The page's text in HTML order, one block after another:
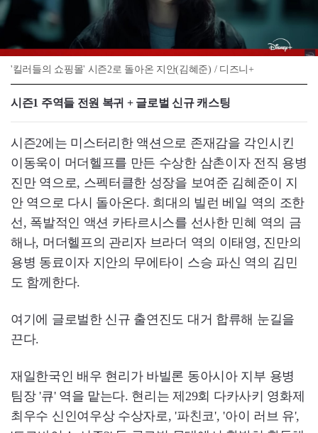
'킬러들의 쇼핑몰' 시즌2로 돌아온 지안(김혜준) / 디즈니+
시즌1 주역들 전원 복귀 + 글로벌 신규 캐스팅
시즌2에는 미스터리한 액션으로 존재감을 각인시킨
이동욱이 머더헬프를 만든 수상한 삼촌이자 전직 용병
진만 역으로, 스펙터클한 성장을 보여준 김혜준이 지
안 역으로 다시 돌아온다. 희대의 빌런 베일 역의 조한
선, 폭발적인 액션 카타르시스를 선사한 민혜 역의 금
해나, 머더헬프의 관리자 브라더 역의 이태영, 진만의
용병 동료이자 지안의 무에타이 스승 파신 역의 김민
도 함께한다.
여기에 글로벌한 신규 출연진도 대거 합류해 눈길을
끈다.
재일한국인 배우 현리가 바빌론 동아시아 지부 용병
팀장 '큐' 역을 맡는다. 현리는 제29회 다카사키 영화제
최우수 신인여우상 수상자로, '파친코', '아이 러브 유',